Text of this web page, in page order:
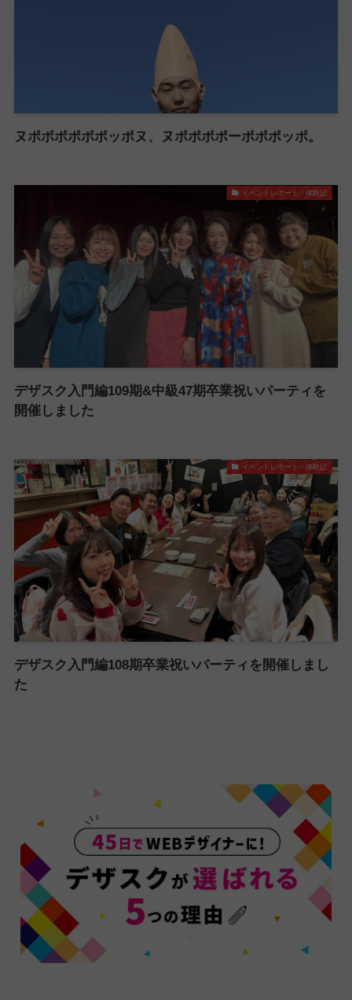
ヌポポポポポポッポヌ、ヌポポポポーポポポッポ。
イベントレポート・体験記
デザスク入門編109期&中級47期卒業祝いパーティを
開催しました
イベントレポート・体験記
デザスク入門編108期卒業祝いパーティを開催しまし
た